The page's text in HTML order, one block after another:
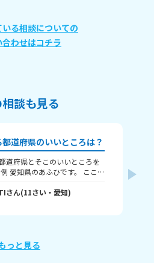
る相談についての
合わせはコチラ
談も見る
道府県のいいところは？
道府県とそこのいいところを
名古屋城が有名です。歴史的
長、秀吉、家康、全員の出身
さん(11さい・ 愛知)
っと見る